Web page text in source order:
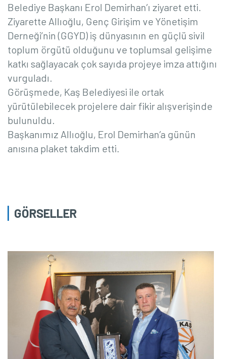
Belediye Başkanı Erol Demirhan’ı ziyaret etti.
Ziyarette Allıoğlu, Genç Girişim ve Yönetişim
Derneği’nin (GGYD) iş dünyasının en güçlü sivil
toplum örgütü olduğunu ve toplumsal gelişime
katkı sağlayacak çok sayıda projeye imza attığını
vurguladı.
Görüşmede, Kaş Belediyesi ile ortak
yürütülebilecek projelere dair fikir alışverişinde
bulunuldu.
Başkanımız Allıoğlu, Erol Demirhan’a günün
anısına plaket takdim etti.
GÖRSELLER